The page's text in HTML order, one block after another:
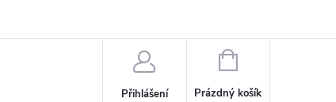
Přihlášení
NÁKUPNÍ
Prázdný košík